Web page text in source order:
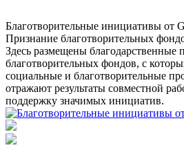
Благотворительные инициативы от
Признание благотворительных
Здесь размещены благодарственные
благотворительных фондов, с
социальные и благотворительные
отражают результаты совместной
поддержку значимых инициатив.